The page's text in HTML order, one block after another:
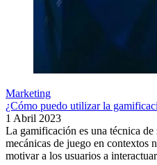
Marketing
¿Cómo puedo utilizar la
1 Abril 2023
La gamificación es una técnica
mecánicas de juego en contextos
motivar a los usuarios a